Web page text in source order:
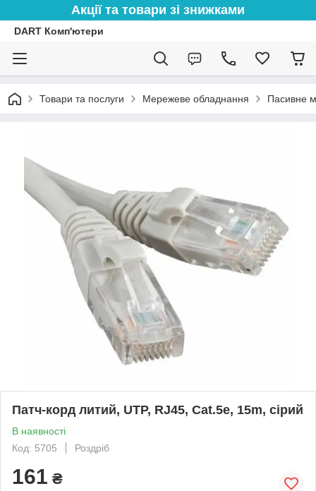
Акції та товари зі знижками
DART Комп'ютери
Товари та послуги Мережеве обладнання Пасивне
Патч-корд литий, UTP, RJ45, Cat.5e, 15m, сірий
В наявності
Код: 5705
Роздріб
161 ₴